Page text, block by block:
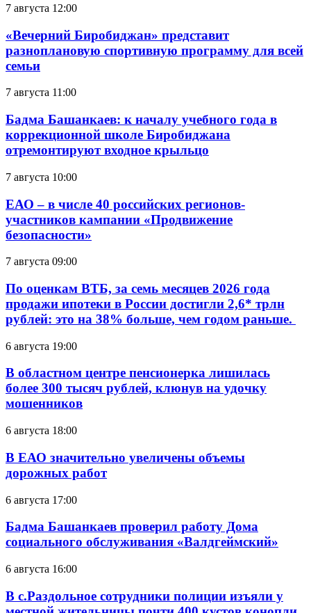
7 августа 12:00
«Вечерний Биробиджан» представит
разноплановую спортивную программу для всей
семьи
7 августа 11:00
Бадма Башанкаев: к началу учебного года в
коррекционной школе Биробиджана
отремонтируют входное крыльцо
7 августа 10:00
ЕАО – в числе 40 российских регионов-
участников кампании «Продвижение
безопасности»
7 августа 09:00
По оценкам ВТБ, за семь месяцев 2026 года
продажи ипотеки в России достигли 2,6* трлн
рублей: это на 38% больше, чем годом раньше.
6 августа 19:00
В областном центре пенсионерка лишилась
более 300 тысяч рублей, клюнув на удочку
мошенников
6 августа 18:00
В ЕАО значительно увеличены объемы
дорожных работ
6 августа 17:00
Бадма Башанкаев проверил работу Дома
социального обслуживания «Валдгеймский»
6 августа 16:00
В с.Раздольное сотрудники полиции изъяли у